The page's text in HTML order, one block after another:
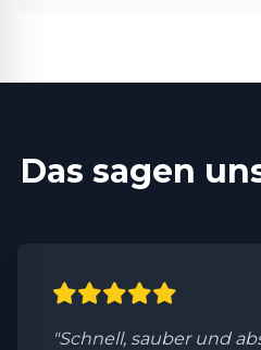
Das sagen
"Schnell, sauber und